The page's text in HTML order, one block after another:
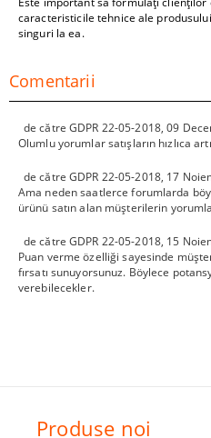
caracteristicile tehnice ale
singuri la ea.
Comentarii
de cătreGDPR 22-05-2018,09
Olumlu yorumlar satışların hızlıca
de cătreGDPR 22-05-2018, 17
Ama neden saatlerce forumlarda
ürünü satın alan müşterilerin
de cătreGDPR 22-05-2018, 15
Puan verme özelliği sayesinde
fırsatı sunuyorsunuz. Böylece
verebilecekler.
Produse noi